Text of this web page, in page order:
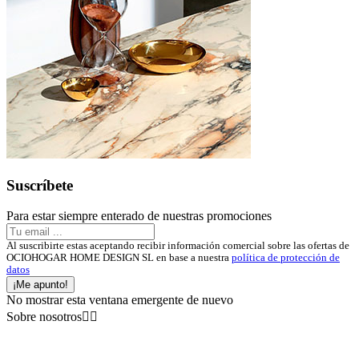
Suscríbete
Para estar siempre enterado de nuestras promociones
Al suscribirte estas aceptando recibir información comercial sobre las ofertas de
OCIOHOGAR HOME DESIGN SL en base a nuestra política de protección de
datos
¡Me apunto!
No mostrar esta ventana emergente de nuevo
Sobre nosotros 